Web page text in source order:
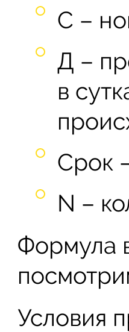
С –
Д –
в
Срок
N –
Формула
Условия